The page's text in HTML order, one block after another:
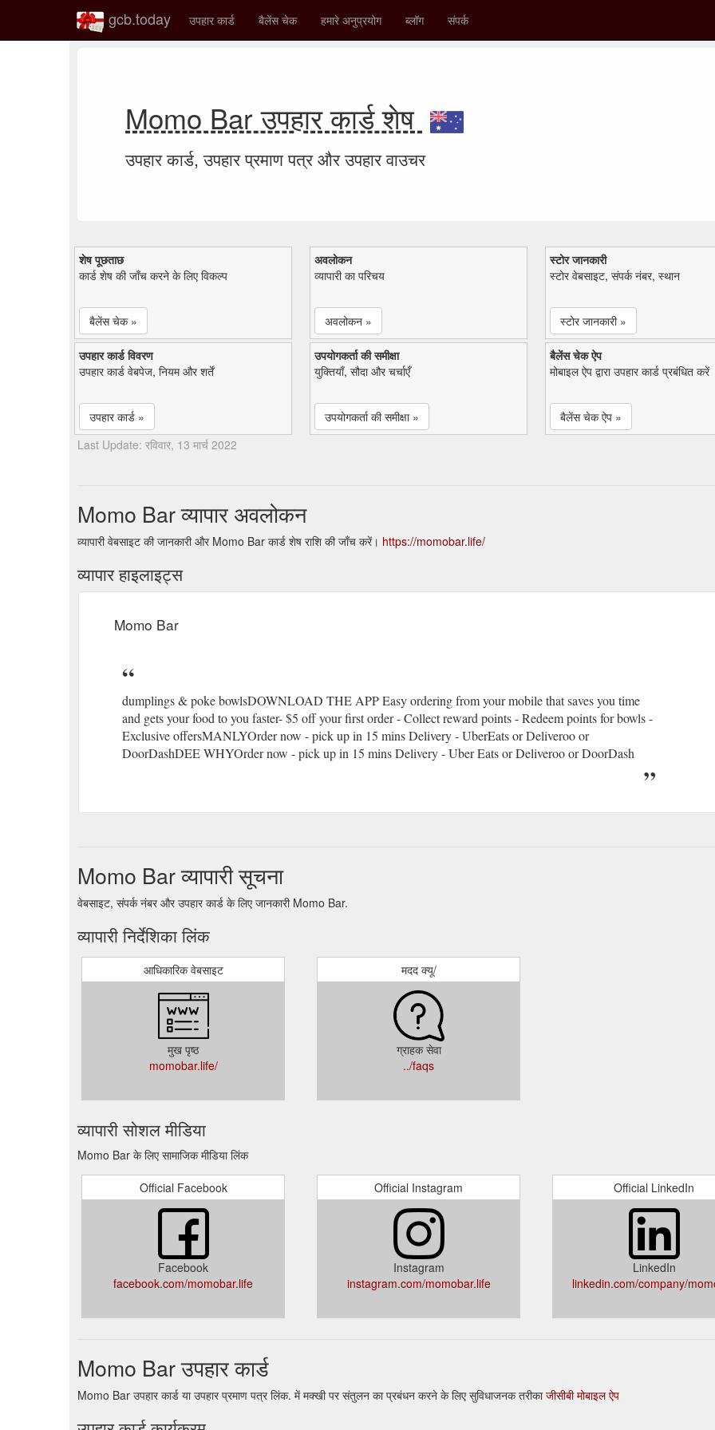
gcb.today उपहार कार्ड बैलेंस चेक हमारे अनुप्रयोग ब्लॉग संपर्क
Momo Bar उपहार कार्ड शेष
उपहार कार्ड, उपहार प्रमाण पत्र और उपहार वाउचर
शेष पूछताछ
कार्ड शेष की जाँच करने के लिए विकल्प
बैलेंस चेक »
अवलोकन
व्यापारी का परिचय
अवलोकन »
स्टोर जानकारी
स्टोर वेबसाइट, संपर्क नंबर, स्थान
स्टोर जानकारी »
उपहार कार्ड विवरण
उपहार कार्ड वेबपेज, नियम और शर्तें
उपहार कार्ड »
उपयोगकर्ता की समीक्षा
युक्तियाँ, सौदा और चर्चाएँ
उपयोगकर्ता की समीक्षा »
बैलेंस चेक ऐप
मोबाइल ऐप द्वारा उपहार कार्ड प्रबंधित करें
बैलेंस चेक ऐप »
Last Update: रविवार, 13 मार्च 2022
Momo Bar व्यापार अवलोकन
व्यापारी वेबसाइट की जानकारी और Momo Bar कार्ड शेष राशि की जाँच करें। https://momobar.life/
व्यापार हाइलाइट्स
Momo Bar
dumplings & poke bowlsDOWNLOAD THE APP Easy ordering from your mobile that saves you time
and gets your food to you faster- $5 off your first order - Collect reward points - Redeem points for bowls -
Exclusive offersMANLYOrder now - pick up in 15 mins Delivery - UberEats or Deliveroo or
DoorDashDEE WHYOrder now - pick up in 15 mins Delivery - Uber Eats or Deliveroo or DoorDash
Momo Bar व्यापारी सूचना
वेबसाइट, संपर्क नंबर और उपहार कार्ड के लिए जानकारी Momo Bar.
व्यापारी निर्देशिका लिंक
आधिकारिक वेबसाइट
मुख पृष्ठ
momobar.life/
मदद क्यू/
ग्राहक सेवा
../faqs
व्यापारी सोशल मीडिया
Momo Bar के लिए सामाजिक मीडिया लिंक
Official Facebook
Facebook
facebook.com/momobar.life
Official Instagram
Instagram
instagram.com/momobar.life
Official LinkedIn
LinkedIn
linkedin.com/company/
Momo Bar उपहार कार्ड
Momo Bar उपहार कार्ड या उपहार प्रमाण पत्र लिंक. में मक्खी पर संतुलन का प्रबंधन करने के लिए सुविधाजनक तरीकाजीसीबी मोबाइल ऐप